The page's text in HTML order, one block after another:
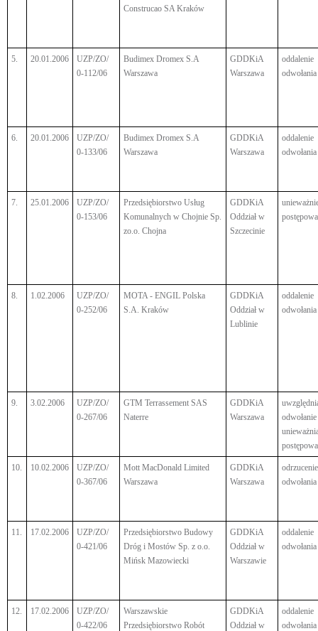
Construcao SA Kraków
5. 20.01.2006
UZP/ZO/
0-112/06
Budimex Dromex S.A
Warszawa
GDDKiA
Warszawa
oddalenie
odwołania
6. 20.01.2006
UZP/ZO/
0-133/06
Budimex Dromex S.A
Warszawa
GDDKiA
Warszawa
oddalenie
odwołania
7. 25.01.2006
UZP/ZO/
0-153/06
Przedsiębiorstwo Usług
Komunalnych w Chojnie Sp.
zo.o. Chojna
GDDKiA
Oddział w
Szczecinie
8. 1.02.2006
UZP/ZO/
0-252/06
MOTA - ENGIL Polska
S.A. Kraków
GDDKiA
Oddział w
Lublinie
oddalenie
odwołania
9. 3.02.2006
UZP/ZO/
0-267/06
GTM Terrassement SAS
Naterre
GDDKiA
Warszawa
10. 10.02.2006
UZP/ZO/
0-367/06
Mott MacDonald Limited
Warszawa
GDDKiA
Warszawa
odrzucenie
odwołania
11. 17.02.2006
UZP/ZO/
0-421/06
Przedsiębiorstwo Budowy
Dróg i Mostów Sp. z o.o.
Mińsk Mazowiecki
GDDKiA
Oddział w
Warszawie
oddalenie
odwołania
12. 17.02.2006
UZP/ZO/
0-422/06
Warszawskie
Przedsiębiorstwo Robót
GDDKiA
Oddział w
oddalenie
odwołania